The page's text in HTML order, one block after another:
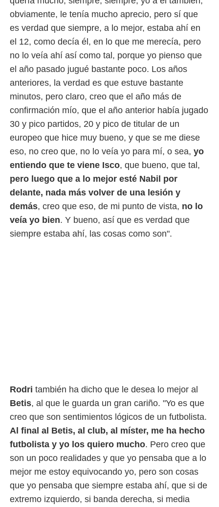
utilizar
uso de
contenido
medir el
el
de
o a través
de
de
de
con el
obviamente, le tenía mucho aprecio, pero sí que
es verdad que siempre, a lo mejor, estaba ahí en
el 12, como decía él, en lo que me merecía, pero
no lo veía ahí así como tal, porque yo pienso que
el año pasado jugué bastante poco. Los años
anteriores, la verdad es que estuve bastante
minutos, pero claro, creo que el año más de
confirmación mío, que el año anterior había jugado
30 y pico partidos, 20 y pico de titular de un
europeo que hice muy bueno, y que se me diese
eso, no creo que, no lo veía yo para mí, o sea, yo
entiendo que te viene Isco, que bueno, que tal,
pero luego que a lo mejor esté Nabil por
delante, nada más volver de una lesión y
demás, creo que eso, de mi punto de vista, no lo
veía yo bien. Y bueno, así que es verdad que
siempre estaba ahí, las cosas como son".
Rodri también ha dicho que le desea lo mejor al
Betis, al que le guarda un gran cariño. "Yo es que
creo que son sentimientos lógicos de un futbolista.
Al final al Betis, al club, al míster, me ha hecho
futbolista y yo los quiero mucho. Pero creo que
son un poco realidades y que yo pensaba que a lo
mejor me estoy equivocando yo, pero son cosas
que yo pensaba que siempre estaba ahí, que si de
extremo izquierdo, si banda derecha, si media